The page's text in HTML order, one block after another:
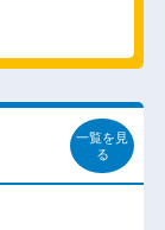
一覧を見
る